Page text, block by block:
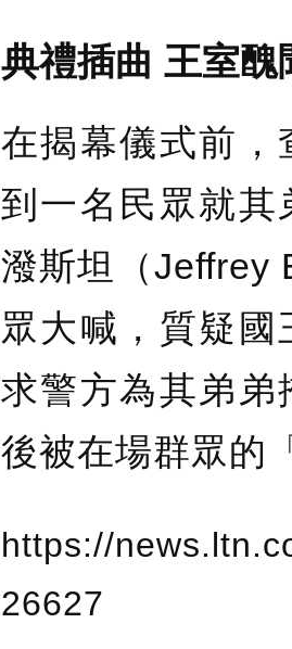
典禮插曲 王室醜
在揭幕儀式前，
到一名民眾就
潑斯坦（Jeffrey
眾大喊，質疑
求警方為其弟弟
後被在場群眾的
https://
26627